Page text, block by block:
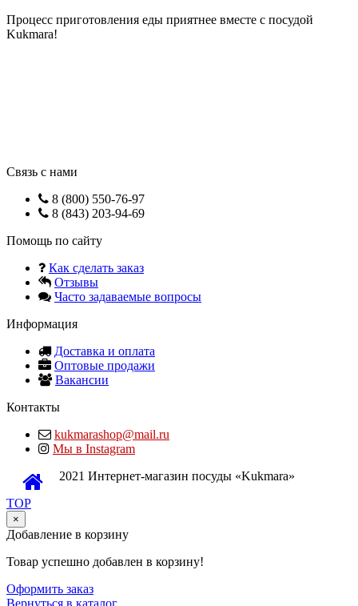
Процесс приготовления еды приятнее вместе с посудой
Kukmara!
Связь с нами
8 (800) 550-76-97
8 (843) 203-94-69
Помощь по сайту
Как сделать заказ
Отзывы
Часто задаваемые вопросы
Информация
Доставка и оплата
Оптовые продажи
Вакансии
Контакты
kukmarashop@mail.ru
Мы в Instagram
2021 Интернет-магазин посуды «Kukmara»
TOP
×
Добавление в корзину
Товар успешно добавлен в корзину!
Оформить заказ
Вернуться в каталог